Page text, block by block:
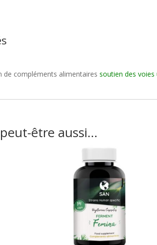
de compléments alimentaires soutien des voies
être aussi…